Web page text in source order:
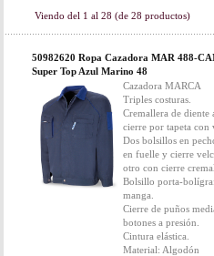
Viendo del 1 al 28 (de 28 productos)
50982620 Ropa Cazadora MAR 488-
Super Top Azul Marino 48
Cazadora MARCA
Triples costuras.
Cremallera de diente
cierre por tapeta con
Dos bolsillos en
en fuelle y cierre
otro con cierre
Bolsillo porta-
manga.
Cierre de puños
botones a presión.
Cintura elástica.
Material: Algodón